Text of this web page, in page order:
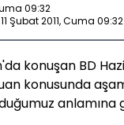
09:32
11 Şubat 2011, Cuma 09:32
konuşan BD
konusunda
anlamına